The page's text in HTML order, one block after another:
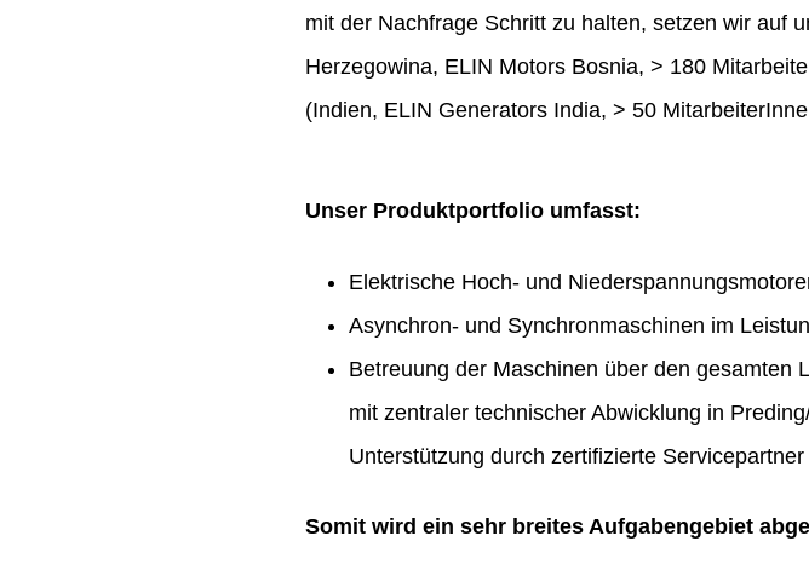
mit der Nachfrage Schritt zu halten, setzen wir auf
Herzegowina, ELIN Motors Bosnia, > 180
(Indien, ELIN Generators India, > 50
Unser Produktportfolio umfasst:
Elektrische Hoch- und
Asynchron- und Synchronmaschinen im
Betreuung der Maschinen über den gesamten
mit zentraler technischer Abwicklung in
Unterstützung durch zertifizierte Servicepartner
Somit wird ein sehr breites Aufgabengebiet